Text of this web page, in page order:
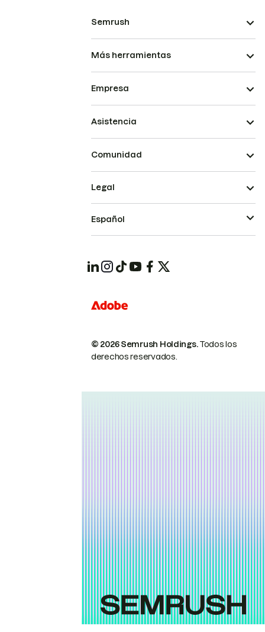
Semrush
Más herramientas
Empresa
Asistencia
Comunidad
© 2026 Semrush Holdings.Todos los
derechos reservados.
Legal
Español